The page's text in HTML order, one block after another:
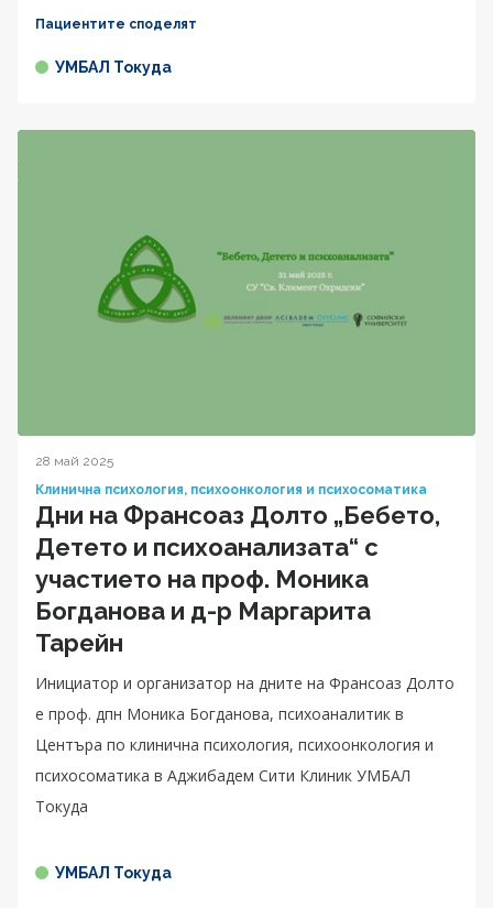
Пациентите споделят
УМБАЛ Токуда
28 май 2025
Клинична психология, психоонкология и психосоматика
Дни на Франсоаз Долто „Бебето,
Детето и психоанализата“ с
участието на проф. Моника
Богданова и д-р Маргарита
Тарейн
Инициатор и организатор на дните на Франсоаз Долто
е проф. дпн Моника Богданова, психоаналитик в
Центъра по клинична психология, психоонкология и
психосоматика в Аджибадем Сити Клиник УМБАЛ
Токуда
УМБАЛ Токуда